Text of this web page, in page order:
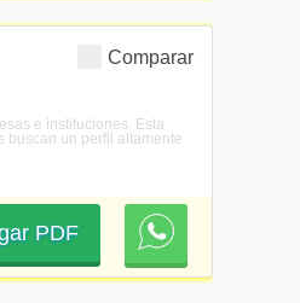
Comparar
e instituciones. Esta
buscan un perfil altamente
PDF